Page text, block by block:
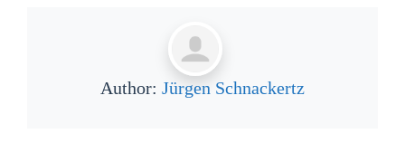
Author: Jürgen Schnackertz